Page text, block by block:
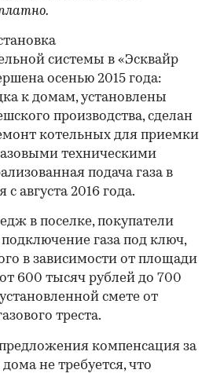
системы в «Эсквайр
осенью 2015 года:
к домам, установлены
производства, сделан
котельных для приемки
техническими
подача газа в
августа 2016 года.
в поселке, покупатели
газа под ключ,
в зависимости от площади
600 тысяч рублей до 700
смете от
треста.
компенсация за
не требуется, что